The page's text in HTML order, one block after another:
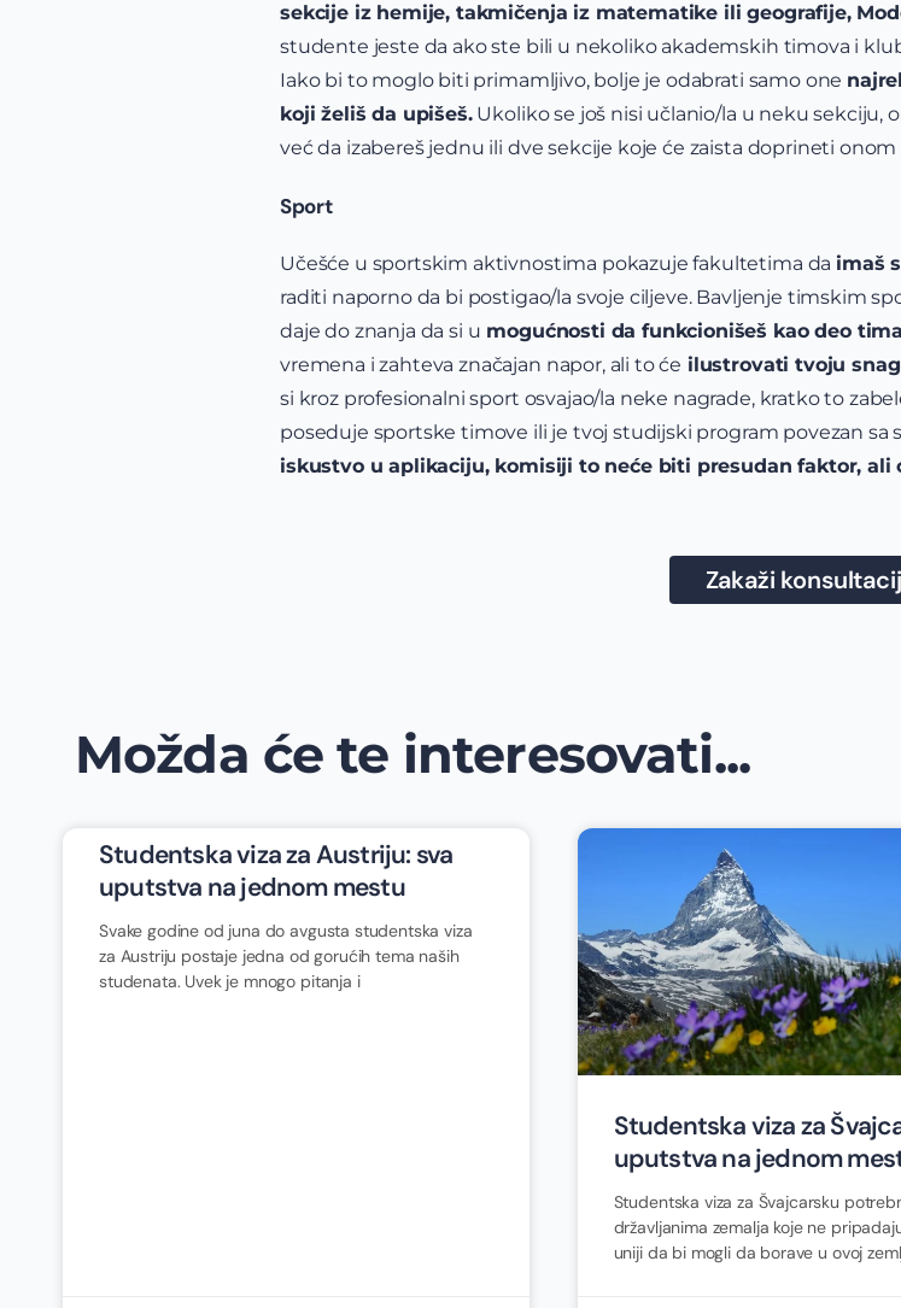
sekcije iz hemije, takmičenja iz matematike ili geografije,
studente jeste da ako ste bili u nekoliko akademskih timova i
Iako bi to moglo biti primamljivo, bolje je odabrati samo one
koji želiš da upišeš.Ukoliko se još nisi učlanio/la u neku sekciju,
već da izabereš jednu ili dve sekcije koje će zaista doprineti
Sport
Učešće u sportskim aktivnostima pokazuje fakultetima da imaš
raditi naporno da bi postigao/la svoje ciljeve. Bavljenje timskim
daje do znanja da si u mogućnosti da funkcionišeš kao deo
vremena i zahteva značajan napor, ali to će ilustrovati tvoju
si kroz profesionalni sport osvajao/la neke nagrade, kratko to
poseduje sportske timove ili je tvoj studijski program povezan sa
iskustvo u aplikaciju, komisiji to neće biti presudan faktor, ali
Zakaži
Možda će te interesovati...
Studentska viza za Austriju: sva
uputstva na jednom mestu
Svake godine od juna do avgusta studentska viza
za Austriju postaje jedna od gorućih tema naših
studenata. Uvek je mnogo pitanja i
Studentska viza za
uputstva na jednom
Studentska viza za Švajcarsku
državljanima zemalja koje ne
uniji da bi mogli da borave u ovoj